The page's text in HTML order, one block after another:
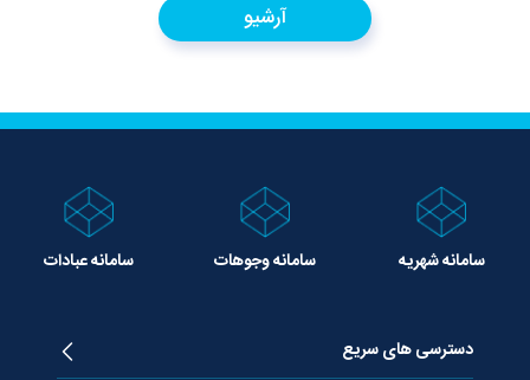
آرشیو
سامانه شهریه سامانه وجوهات سامانه عبادات
دسترسی های سریع